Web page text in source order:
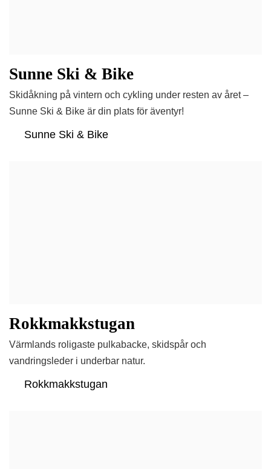
Sunne Ski & Bike
Skidåkning på vintern och cykling under resten av året –
Sunne Ski & Bike är din plats för äventyr!
Sunne Ski & Bike
Rokkmakkstugan
Värmlands roligaste pulkabacke, skidspår och
vandringsleder i underbar natur.
Rokkmakkstugan